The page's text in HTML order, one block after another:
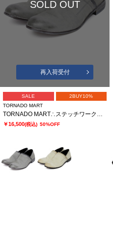
SOLD OUT
再入荷受付
SALE
2BUY10%
TORNADO MART
TORNADO MART∴ステッチワークサボ
￥16,500(税込) 50%OFF